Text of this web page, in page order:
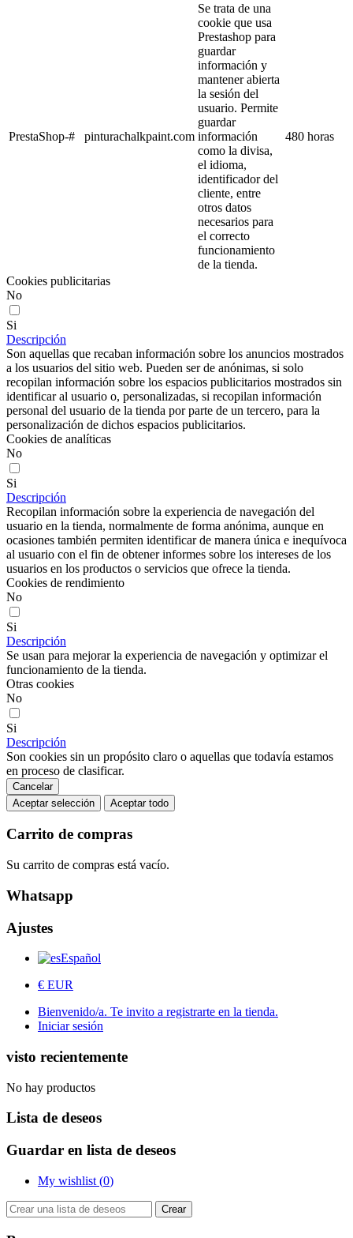
PrestaShop-# pinturachalkpaint.com
Se trata de una
cookie que usa
Prestashop para
guardar
información y
mantener abierta
la sesión del
usuario. Permite
guardar
información
como la divisa,
el idioma,
identificador del
cliente, entre
otros datos
necesarios para
el correcto
funcionamiento
de la tienda.
480 horas
Cookies publicitarias
No
Si
Descripción
Son aquellas que recaban información sobre los anuncios mostrados
a los usuarios del sitio web. Pueden ser de anónimas, si solo
recopilan información sobre los espacios publicitarios mostrados sin
identificar al usuario o, personalizadas, si recopilan información
personal del usuario de la tienda por parte de un tercero, para la
personalización de dichos espacios publicitarios.
Cookies de analíticas
No
Si
Descripción
Recopilan información sobre la experiencia de navegación del
usuario en la tienda, normalmente de forma anónima, aunque en
ocasiones también permiten identificar de manera única e inequívoca
al usuario con el fin de obtener informes sobre los intereses de los
usuarios en los productos o servicios que ofrece la tienda.
Cookies de rendimiento
No
Si
Descripción
Se usan para mejorar la experiencia de navegación y optimizar el
funcionamiento de la tienda.
Otras cookies
No
Si
Descripción
Son cookies sin un propósito claro o aquellas que todavía estamos
en proceso de clasificar.
Cancelar
Aceptar selección
Aceptar todo
Carrito de compras
Su carrito de compras está vacío.
Whatsapp
Ajustes
Español
€ EUR
Bienvenido/a. Te invito a registrarte en la tienda.
Iniciar sesión
visto recientemente
No hay productos
Lista de deseos
Guardar en lista de deseos
My wishlist (0)
Crear